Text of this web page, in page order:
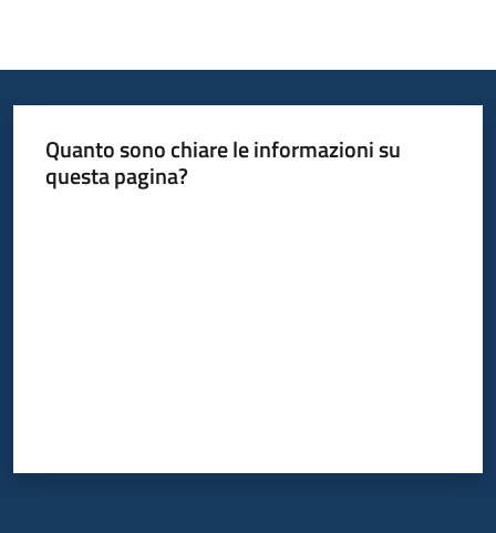
Quanto sono chiare le informazioni su
questa pagina?